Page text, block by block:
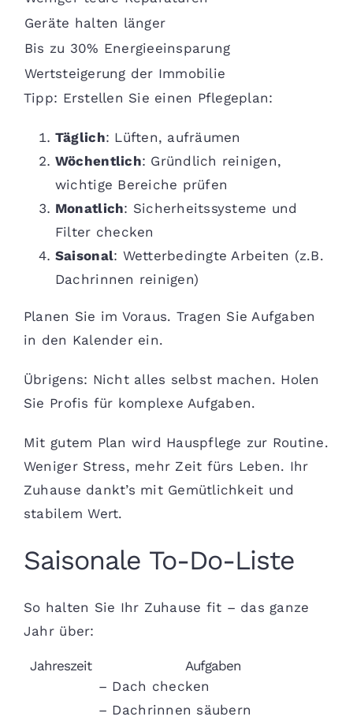
Geräte halten länger
Bis zu 30% Energieeinsparung
Wertsteigerung der Immobilie
Tipp: Erstellen Sie einen Pflegeplan:
Täglich: Lüften, aufräumen
Wöchentlich: Gründlich reinigen,
wichtige Bereiche prüfen
Monatlich: Sicherheitssysteme und
Filter checken
Saisonal: Wetterbedingte Arbeiten (z.B.
Dachrinnen reinigen)
Planen Sie im Voraus. Tragen Sie Aufgaben
in den Kalender ein.
Übrigens: Nicht alles selbst machen. Holen
Sie Profis für komplexe Aufgaben.
Mit gutem Plan wird Hauspflege zur Routine.
Weniger Stress, mehr Zeit fürs Leben. Ihr
Zuhause dankt’s mit Gemütlichkeit und
stabilem Wert.
Saisonale To-Do-Liste
So halten Sie Ihr Zuhause fit – das ganze
Jahr über:
Jahreszeit Aufgaben
– Dach checken
– Dachrinnen säubern